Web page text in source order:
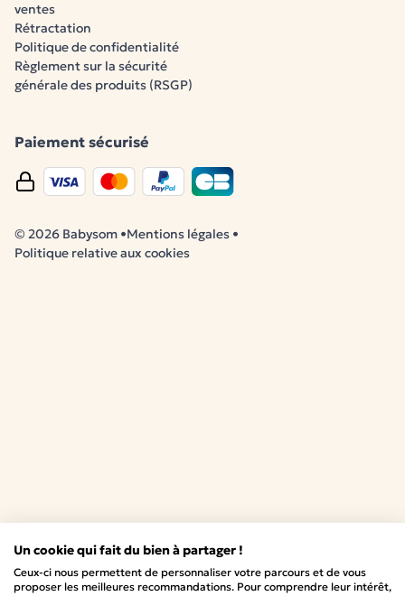
ventes
Rétractation
Politique de confidentialité
Règlement sur la sécurité
générale des produits (RSGP)
Paiement sécurisé
© 2026 Babysom •Mentions légales •
Politique relative aux cookies
Un cookie qui fait du bien à partager !
Ceux-ci nous permettent de personnaliser votre parcours et de vous
proposer les meilleures recommandations. Pour comprendre leur intérêt,